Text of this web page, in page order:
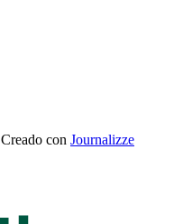
Creado con Journalizze